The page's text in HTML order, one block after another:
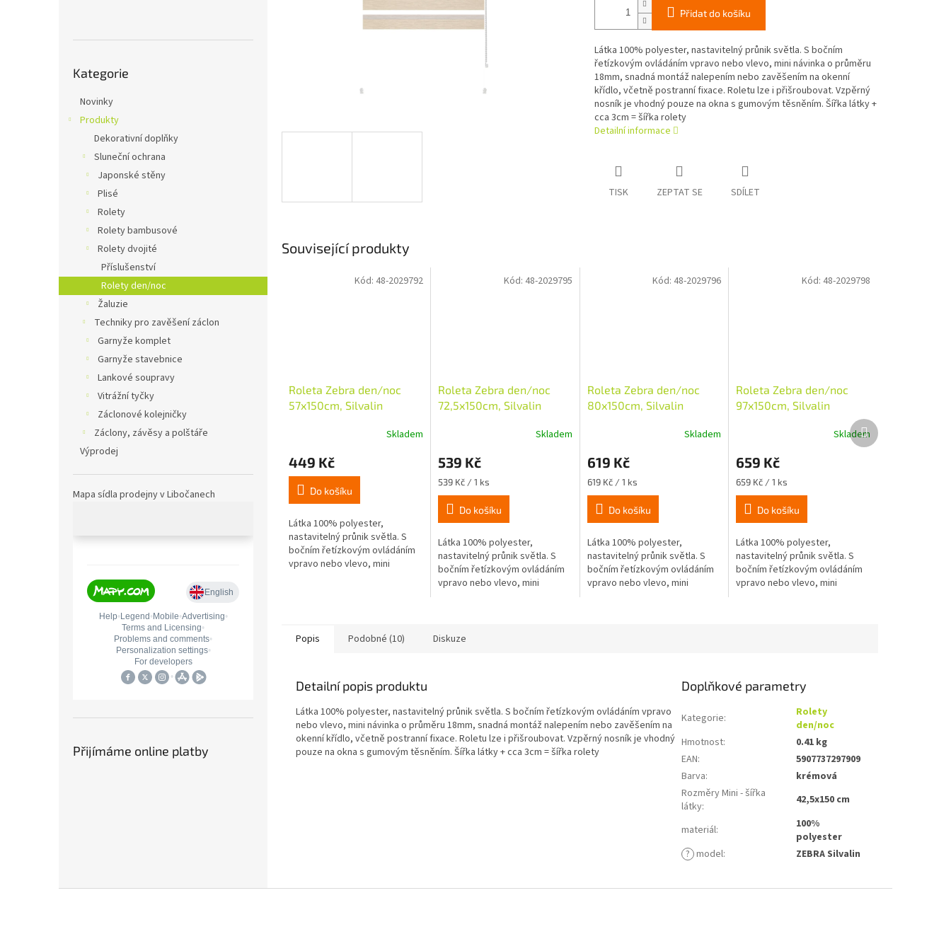
kategorie
Kategorie
Novinky
Produkty
Dekorativní doplňky
Sluneční ochrana
Japonské stěny
Plisé
Rolety
Rolety bambusové
Rolety dvojité
Příslušenství
Rolety den/noc
Žaluzie
Techniky pro zavěšení záclon
Garnyže komplet
Garnyže stavebnice
Lankové soupravy
Vitrážní tyčky
Záclonové kolejničky
Záclony, závěsy a polštáře
Výprodej
Mapa sídla prodejny v Libočanech
Přijímáme online platby
Přidat do košíku
Látka 100% polyester, nastavitelný průnik světla. S bočním
řetízkovým ovládáním vpravo nebo vlevo, mini návinka o průměru
18mm, snadná montáž nalepením nebo zavěšením na okenní
křídlo, včetně postranní fixace. Roletu lze i přišroubovat. Vzpěrný
nosník je vhodný pouze na okna s gumovým těsněním. Šířka látky +
cca 3cm = šířka rolety
Detailní informace
TISK ZEPTAT SE SDÍLET
Související produkty
Roleta Zebra den/noc
57x150cm, Silvalin
Skladem
449 Kč
Do košíku
Látka 100% polyester,
nastavitelný průnik světla. S
bočním řetízkovým ovládáním
vpravo nebo vlevo, mini
Kód: 48-2029792
Roleta Zebra den/noc
72,5x150cm, Silvalin
Skladem
539 Kč
Měrná
cena:
539 Kč / 1 ks
Do košíku
Látka 100% polyester,
nastavitelný průnik světla. S
bočním řetízkovým ovládáním
vpravo nebo vlevo, mini
Kód: 48-2029795
Roleta Zebra den/noc
80x150cm, Silvalin
Skladem
619 Kč
Měrná
cena:
619 Kč / 1 ks
Do košíku
Látka 100% polyester,
nastavitelný průnik světla. S
bočním řetízkovým ovládáním
vpravo nebo vlevo, mini
Kód: 48-2029796
Roleta Zebra den/noc
97x150cm, Silvalin
Skladem
659 Kč
Měrná
cena:
659 Kč / 1 ks
Do košíku
Látka 100% polyester,
nastavitelný průnik světla. S
bočním řetízkovým ovládáním
vpravo nebo vlevo, mini
Kód: 48-2029798
Další
produkt
Popis Podobné (10) Diskuze
Detailní popis produktu
Látka 100% polyester, nastavitelný průnik světla. S bočním řetízkovým ovládáním vpravo
nebo vlevo, mini návinka o průměru 18mm, snadná montáž nalepením nebo zavěšením na
okenní křídlo, včetně postranní fixace. Roletu lze i přišroubovat. Vzpěrný nosník je vhodný
pouze na okna s gumovým těsněním. Šířka látky + cca 3cm = šířka rolety
Doplňkové parametry
Kategorie:
Rolety
den/noc
Hmotnost:
0.41 kg
EAN:
5907737297909
Barva:
krémová
Rozměry Mini - šířka
látky: 42,5x150 cm
materiál:
100%
polyester
? model: ZEBRA Silvalin